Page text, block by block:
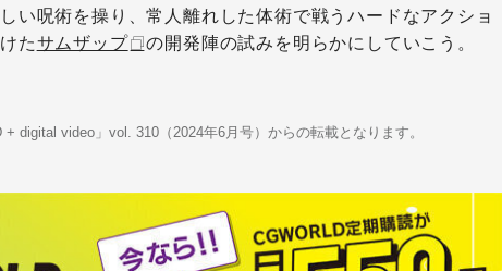
い呪術を操り、常人離れした体術で戦うハードなアクショ
たサムザップ の開発陣の試みを明らかにしていこう。
digital video」vol. 310（2024年6月号）からの転載となります。